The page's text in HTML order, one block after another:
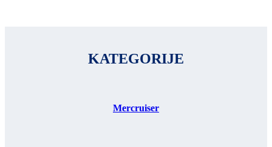
KATEGORIJE
Mercruiser